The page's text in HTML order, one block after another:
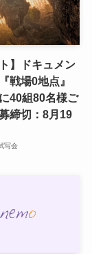
】ドキュメン
戦場0地点』
40組80名様ご
締切：8月19
写会